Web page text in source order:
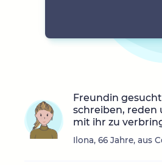
Freundin
schreiben, reden
mit ihr zu
Ilona, 66 Jahre, aus